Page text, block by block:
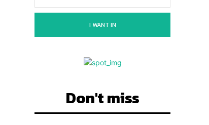
I WANT IN
Don't miss